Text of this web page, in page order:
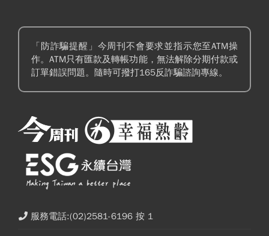
「防詐騙提醒」今周刊不會要求並指示您至ATM操
作。ATM只有匯款及轉帳功能，無法解除分期付款或
訂單錯誤問題。隨時可撥打165反詐騙諮詢專線。
服務電話:(02)2581-6196 按 1